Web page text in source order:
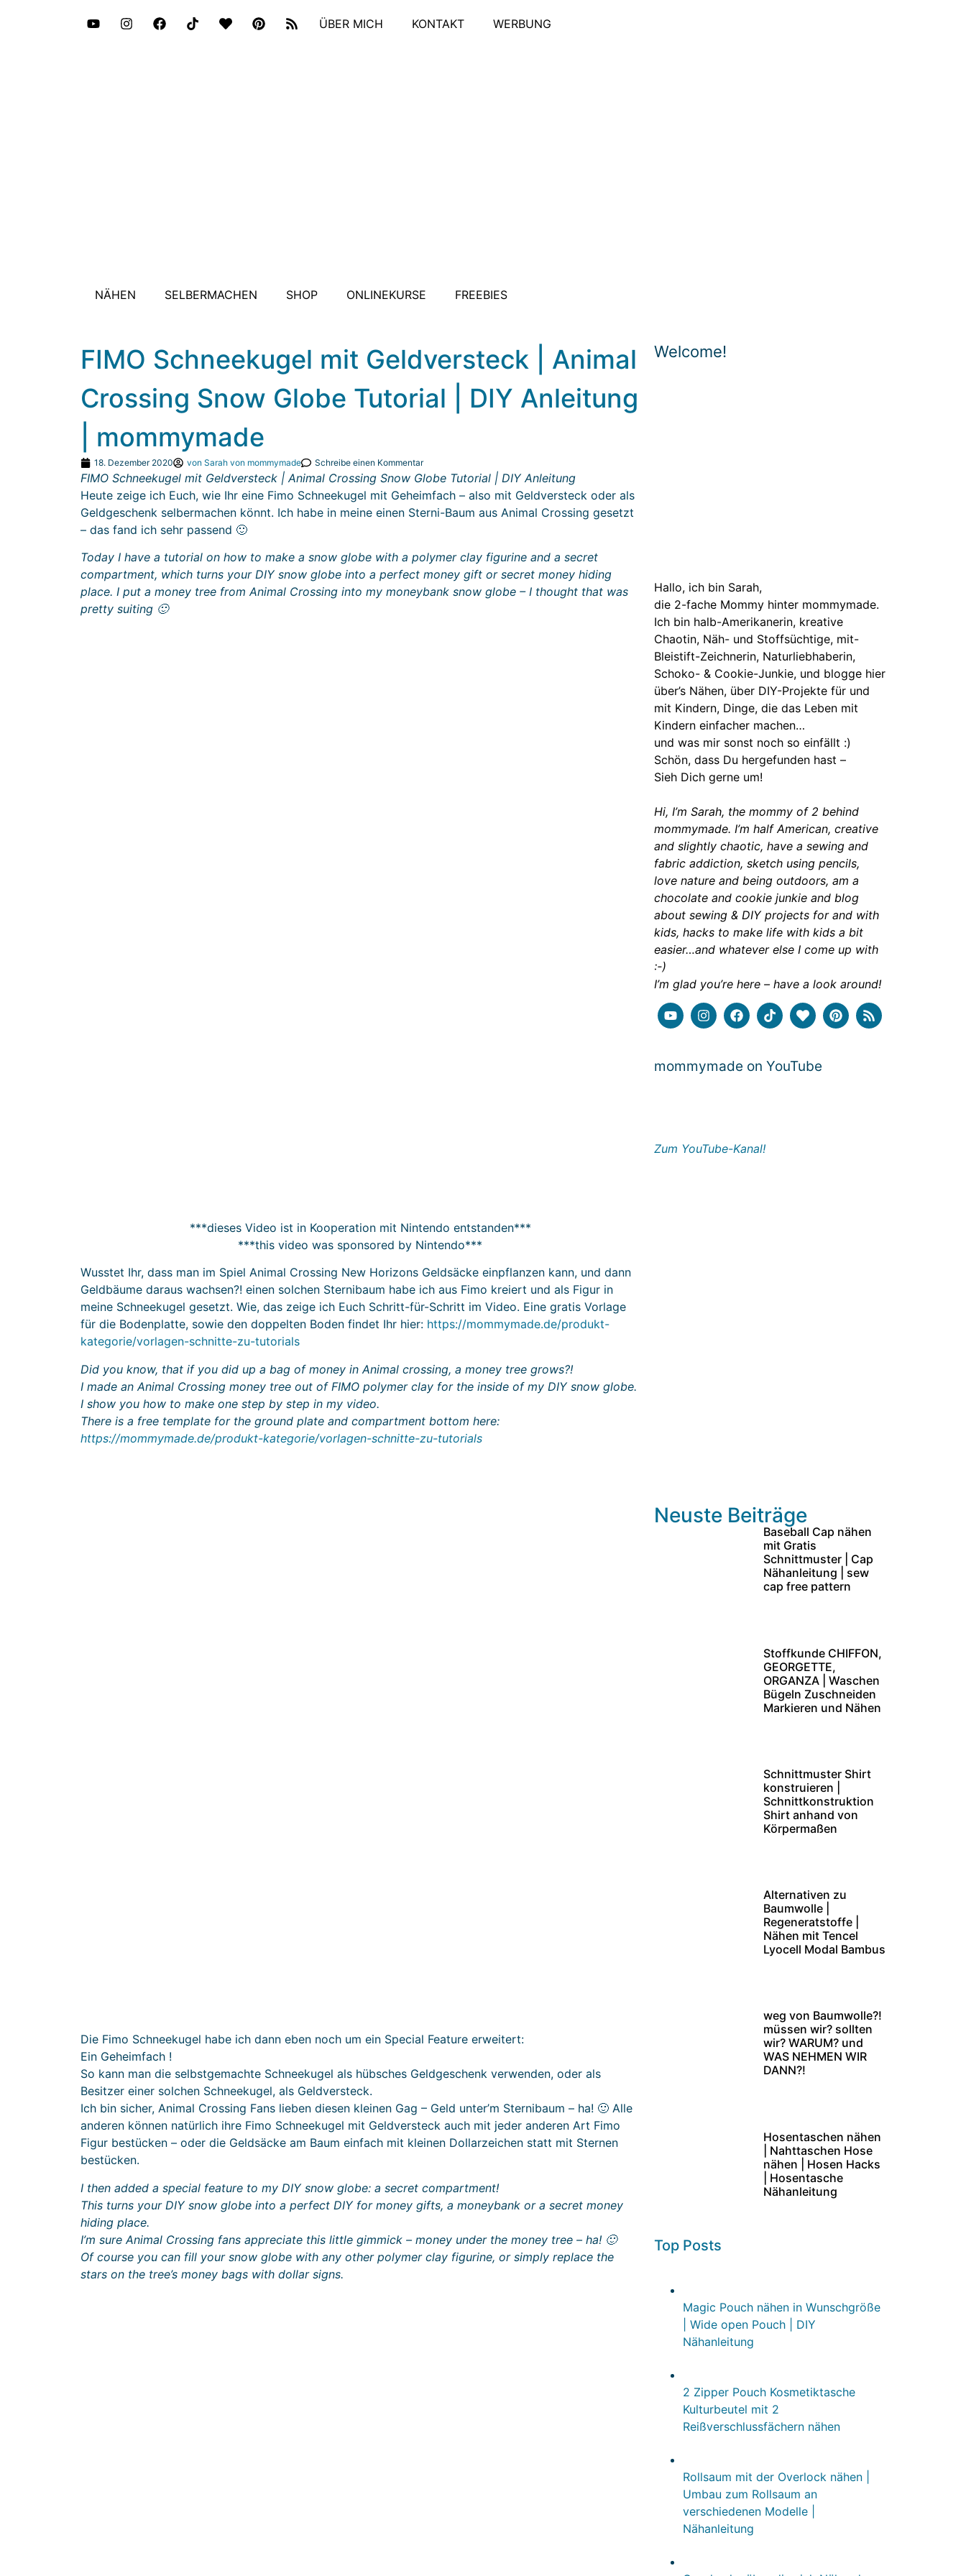
ÜBER MICH KONTAKT WERBUNG
NÄHEN SELBERMACHEN SHOP ONLINEKURSE FREEBIES
Welcome!
Hallo, ich bin Sarah,
die 2-fache Mommy hinter mommymade.
Ich bin halb-Amerikanerin, kreative
Chaotin, Näh- und Stoffsüchtige, mit-
Bleistift-Zeichnerin, Naturliebhaberin,
Schoko- & Cookie-Junkie, und blogge hier
über’s Nähen, über DIY-Projekte für und
mit Kindern, Dinge, die das Leben mit
Kindern einfacher machen…
und was mir sonst noch so einfällt :)
Schön, dass Du hergefunden hast –
Sieh Dich gerne um!
Hi, I’m Sarah, the mommy of 2 behind
mommymade. I’m half American, creative
and slightly chaotic, have a sewing and
fabric addiction, sketch using pencils,
love nature and being outdoors, am a
chocolate and cookie junkie and blog
about sewing & DIY projects for and with
kids, hacks to make life with kids a bit
easier…and whatever else I come up with
:-)
I’m glad you’re here – have a look around!
mommymade on YouTube
Zum YouTube-Kanal!
Neuste Beiträge
Baseball Cap nähen
mit Gratis
Schnittmuster | Cap
Nähanleitung | sew
cap free pattern
Stoffkunde CHIFFON,
GEORGETTE,
ORGANZA | Waschen
Bügeln Zuschneiden
Markieren und Nähen
Schnittmuster Shirt
konstruieren |
Schnittkonstruktion
Shirt anhand von
Körpermaßen
Alternativen zu
Baumwolle |
Regeneratstoffe |
Nähen mit Tencel
Lyocell Modal Bambus
weg von Baumwolle?!
müssen wir? sollten
wir? WARUM? und
WAS NEHMEN WIR
DANN?!
Hosentaschen nähen
| Nahttaschen Hose
nähen | Hosen Hacks
| Hosentasche
Nähanleitung
Top Posts
Magic Pouch nähen in Wunschgröße
| Wide open Pouch | DIY
Nähanleitung
2 Zipper Pouch Kosmetiktasche
Kulturbeutel mit 2
Reißverschlussfächern nähen
Rollsaum mit der Overlock nähen |
Umbau zum Rollsaum an
verschiedenen Modelle |
Nähanleitung
FIMO Schneekugel mit Geldversteck | Animal
Crossing Snow Globe Tutorial | DIY Anleitung
| mommymade
18. Dezember 2020 von Sarah von mommymade Schreibe einen Kommentar
FIMO Schneekugel mit Geldversteck | Animal Crossing Snow Globe Tutorial | DIY Anleitung
Heute zeige ich Euch, wie Ihr eine Fimo Schneekugel mit Geheimfach – also mit Geldversteck oder als
Geldgeschenk selbermachen könnt. Ich habe in meine einen Sterni-Baum aus Animal Crossing gesetzt
– das fand ich sehr passend 🙂
Today I have a tutorial on how to make a snow globe with a polymer clay figurine and a secret
compartment, which turns your DIY snow globe into a perfect money gift or secret money hiding
place. I put a money tree from Animal Crossing into my moneybank snow globe – I thought that was
pretty suiting 🙂
***dieses Video ist in Kooperation mit Nintendo entstanden***
***this video was sponsored by Nintendo***
Wusstet Ihr, dass man im Spiel Animal Crossing New Horizons Geldsäcke einpflanzen kann, und dann
Geldbäume daraus wachsen?! einen solchen Sternibaum habe ich aus Fimo kreiert und als Figur in
meine Schneekugel gesetzt. Wie, das zeige ich Euch Schritt-für-Schritt im Video. Eine gratis Vorlage
für die Bodenplatte, sowie den doppelten Boden findet Ihr hier: https://mommymade.de/produkt-
kategorie/vorlagen-schnitte-zu-tutorials
Did you know, that if you did up a bag of money in Animal crossing, a money tree grows?!
I made an Animal Crossing money tree out of FIMO polymer clay for the inside of my DIY snow globe.
I show you how to make one step by step in my video.
There is a free template for the ground plate and compartment bottom here:
https://mommymade.de/produkt-kategorie/vorlagen-schnitte-zu-tutorials
Die Fimo Schneekugel habe ich dann eben noch um ein Special Feature erweitert:
Ein Geheimfach !
So kann man die selbstgemachte Schneekugel als hübsches Geldgeschenk verwenden, oder als
Besitzer einer solchen Schneekugel, als Geldversteck.
Ich bin sicher, Animal Crossing Fans lieben diesen kleinen Gag – Geld unter’m Sternibaum – ha! 🙂 Alle
anderen können natürlich ihre Fimo Schneekugel mit Geldversteck auch mit jeder anderen Art Fimo
Figur bestücken – oder die Geldsäcke am Baum einfach mit kleinen Dollarzeichen statt mit Sternen
bestücken.
I then added a special feature to my DIY snow globe: a secret compartment!
This turns your DIY snow globe into a perfect DIY for money gifts, a moneybank or a secret money
hiding place.
I’m sure Animal Crossing fans appreciate this little gimmick – money under the money tree – ha! 🙂
Of course you can fill your snow globe with any other polymer clay figurine, or simply replace the
stars on the tree’s money bags with dollar signs.